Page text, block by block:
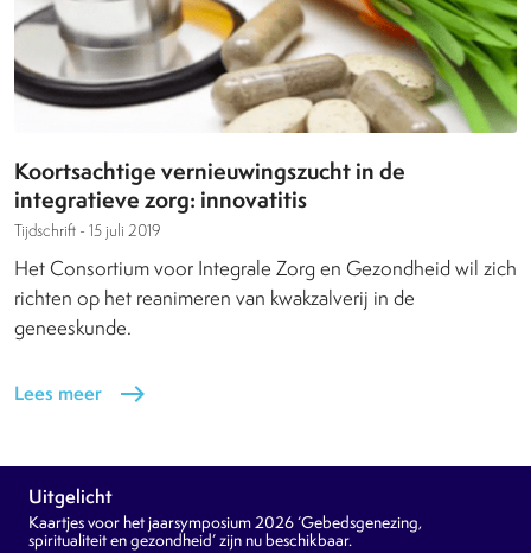
Koortsachtige vernieuwingszucht in de
integratieve zorg: innovatitis
Tijdschrift - 15 juli 2019
Het Consortium voor Integrale Zorg en Gezondheid wil zich
richten op het reanimeren van kwakzalverij in de
geneeskunde.
Lees meer east
Uitgelicht
Kaartjes voor het jaarsymposium 2026 ‘Gebedsgenezing,
spiritualiteit en gezondheid’ zijn nu beschikbaar.